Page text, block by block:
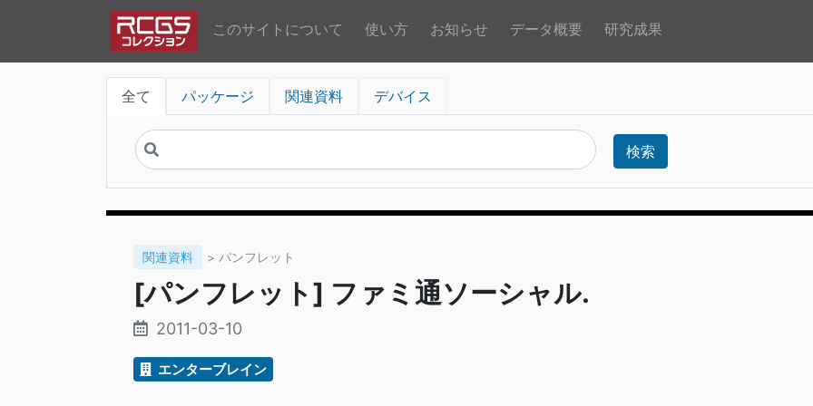
このサイトについて 使い方 お知らせ データ概要 研究成果
全て パッケージ 関連資料 デバイス
検索
関連資料 > パンフレット
[パンフレット] ファミ通ソーシャル.
2011-03-10
エンターブレイン